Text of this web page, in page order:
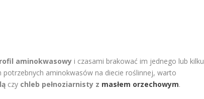
aminokwasowy i czasami brakować im jednego lub kilku
potrzebnych aminokwasów na diecie roślinnej, warto
czy chleb pełnoziarnisty z masłem orzechowym.